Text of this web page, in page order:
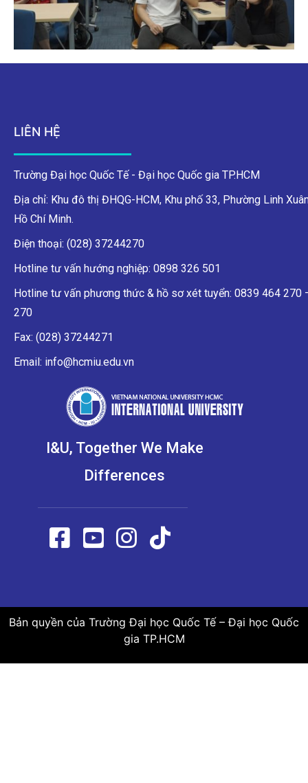
LIÊN HỆ
Trường Đại học Quốc Tế - Đại học Quốc gia TP.HCM
Địa chỉ: Khu đô thị ĐHQG-HCM, Khu phố 33, Phường Linh
Hồ Chí Minh.
Điện thoại: (028) 37244270
Hotline tư vấn hướng nghiệp: 0898 326 501
Hotline tư vấn phương thức & hồ sơ xét tuyển: 0839 464 270
270
Fax: (028) 37244271
Email: info@hcmiu.edu.vn
I&U, Together We Make
Differences
Bản quyền của Trường Đại học Quốc Tế – Đại học Quốc
gia TP.HCM